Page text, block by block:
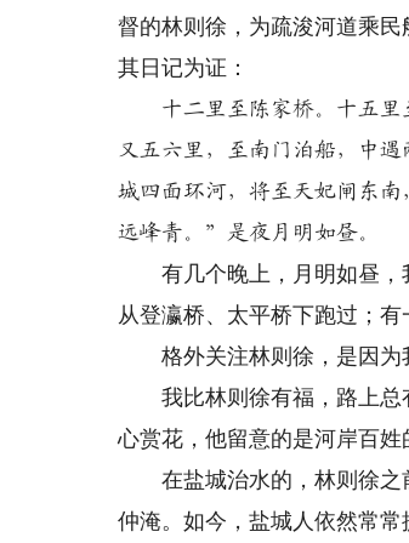
督的林则徐，为疏浚河道乘
其日记为证：
十二里至陈家桥。十五里
又五六里，至南门泊船，中
城四面环河，将至天妃闸东
远峰青。”是夜月明如昼。
有几个晚上，月明如昼，
从登瀛桥、太平桥下跑过；有
格外关注林则徐，是因为
我比林则徐有福，路上总
心赏花，他留意的是河岸百姓
在盐城治水的，林则徐之
仲淹。如今，盐城人依然常常